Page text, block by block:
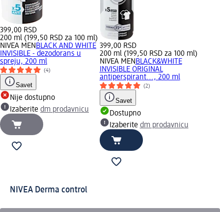
399,00 RSD
200 ml (199,50 RSD za 100 ml)
NIVEA MEN BLACK AND WHITE
INVISIBLE - dezodorans u
spreju, 200 ml
(4)
Savet
Nije dostupno
Izaberite dm prodavnicu
399,00 RSD
200 ml (199,50 RSD za 100 ml)
NIVEA MEN BLACK&WHITE
INVISIBLE ORIGINAL
antiperspirant..., 200 ml
(2)
Savet
Dostupno
Izaberite dm prodavnicu
NIVEA Derma control